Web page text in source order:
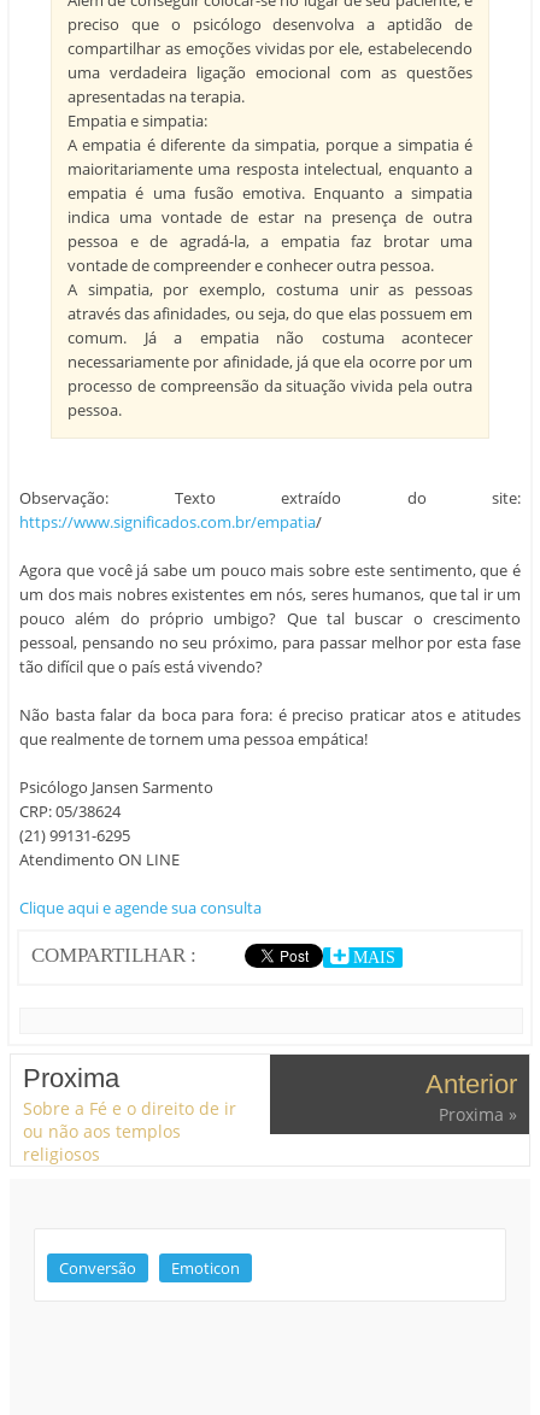
preciso que o psicólogo desenvolva a aptidão de
compartilhar as emoções vividas por ele, estabelecendo
uma verdadeira ligação emocional com as questões
apresentadas na terapia.
Empatia e simpatia:
A empatia é diferente da simpatia, porque a simpatia é
maioritariamente uma resposta intelectual, enquanto a
empatia é uma fusão emotiva. Enquanto a simpatia
indica uma vontade de estar na presença de outra
pessoa e de agradá-la, a empatia faz brotar uma
vontade de compreender e conhecer outra pessoa.
A simpatia, por exemplo, costuma unir as pessoas
através das afinidades, ou seja, do que elas possuem em
comum. Já a empatia não costuma acontecer
necessariamente por afinidade, já que ela ocorre por um
processo de compreensão da situação vivida pela outra
pessoa.
Observação: Texto extraído do site:
https://www.significados.com.br/empatia/
Agora que você já sabe um pouco mais sobre este sentimento, que é
um dos mais nobres existentes em nós, seres humanos, que tal ir um
pouco além do próprio umbigo? Que tal buscar o crescimento
pessoal, pensando no seu próximo, para passar melhor por esta fase
tão difícil que o país está vivendo?
Não basta falar da boca para fora: é preciso praticar atos e atitudes
que realmente de tornem uma pessoa empática!
Psicólogo Jansen Sarmento
CRP: 05/38624
(21) 99131-6295
Atendimento ON LINE
Clique aqui e agende sua consulta
COMPARTILHAR : MAIS
Proxima
Sobre a Fé e o direito de ir
ou não aos templos
religiosos
Anterior
Proxima »
Conversão Emoticon